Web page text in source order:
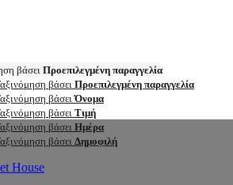
βάσει Προεπιλεγμένη παραγγελία
βάσει Προεπιλεγμένη παραγγελία
βάσειΌνομα
βάσει Τιμή
βάσει Ημέρα
βάσει Δημοφιλή